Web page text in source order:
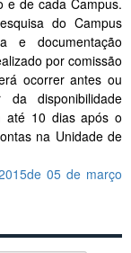
do Campus
e documentação
por comissão
ocorrer antes ou
disponibilidade
até 10 dias após o
na Unidade de
05 de março